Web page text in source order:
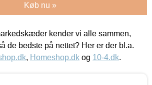
Køb nu »
kender vi alle sammen,
de bedste på nettet? Her er der bl.a.
, Homeshop.dk og 10-4.dk.